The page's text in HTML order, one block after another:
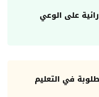
على الوعي
في التعليم